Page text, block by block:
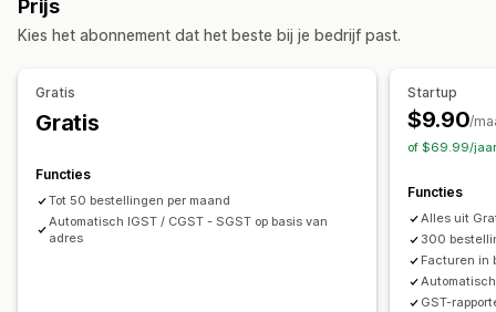
Kleur en lettertype
Branding Velden
Factuurnummers
Barcodes
Meerdere talen
Bestandsbeheer
Pdf-generatie
Afdrukken en exporteren
Gegevensbeveiliging
Opeenvolgende nummering
Belastingberekening
Registratie
India (GST)
Nalevingsrapporten
Indiening in meerdere staten
Indiening SST Lokale belastingaangiften Gegevensexport
Prijs
Kies het abonnement dat het beste bij je bedrijf past.
Gratis
Gratis
Functies
Tot 50 bestellingen per maand
Automatisch IGST / CGST - SGST op basis van
adres
Startup
$9.90/
of $69.99/
Functies
Alles uit
300
Facturen in
GST-